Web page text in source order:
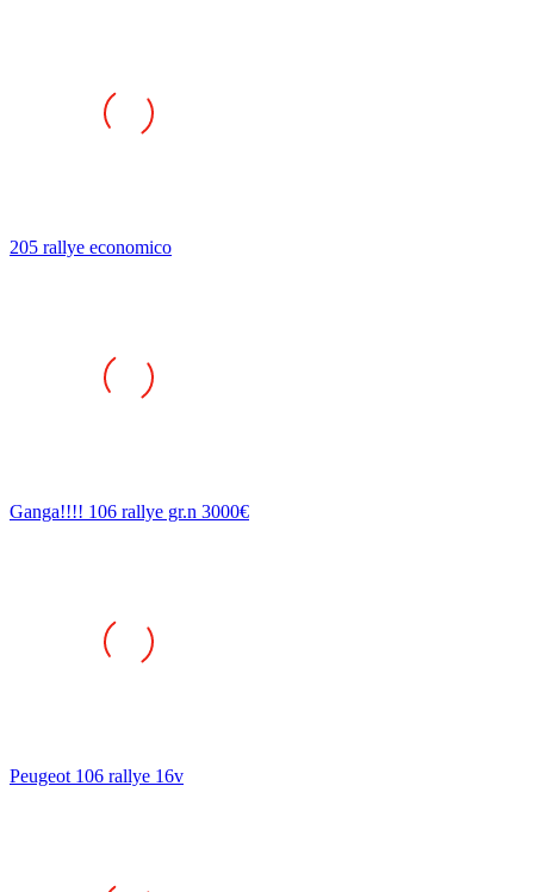
205 rallye economico
Ganga!!!! 106 rallye gr.n 3000€
Peugeot 106 rallye 16v